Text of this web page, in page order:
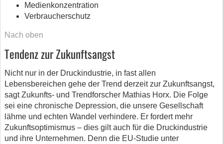
Medienkonzentration
Verbraucherschutz
Nach oben
Tendenz zur Zukunftsangst
Nicht nur in der Druckindustrie, in fast allen
Lebensbereichen gehe der Trend derzeit zur Zukunftsangst,
sagt Zukunfts- und Trendforscher Mathias Horx. Die Folge
sei eine chronische Depression, die unsere Gesellschaft
lähme und echten Wandel verhindere. Er fordert mehr
Zukunftsoptimismus – dies gilt auch für die Druckindustrie
und ihre Unternehmen. Denn die EU-Studie unter